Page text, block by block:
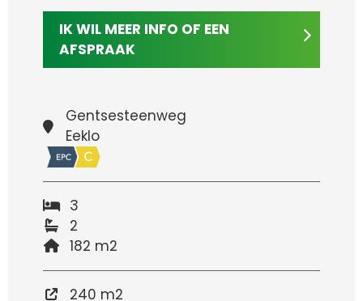
IK WIL MEER INFO OF EEN
AFSPRAAK
Gentsesteenweg
Eeklo
3
2
182 m2
240 m2